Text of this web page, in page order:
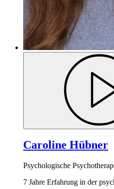
Caroline Hübner
Psychologische
7 Jahre Erfahrung in der